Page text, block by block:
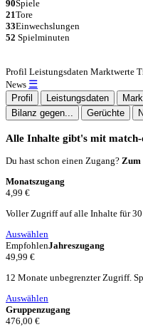
90Spiele
21Tore
33Einwechslungen
52 Spielminuten
Profil Leistungsdaten Marktwerte
News ☰
Profil Leistungsdaten
Bilanz gegen...
Gerüchte
Alle Inhalte gibt's mit match-
Du hast schon einen Zugang?
Monatszugang
4,99 €
Voller Zugriff auf alle Inhalte für 30
Auswählen
EmpfohlenJahreszugang
49,99 €
12 Monate unbegrenzter Zugriff.
Auswählen
Gruppenzugang
476,00 €